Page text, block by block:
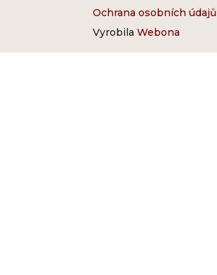
Ochrana osobních údajů
Vyrobila Webona